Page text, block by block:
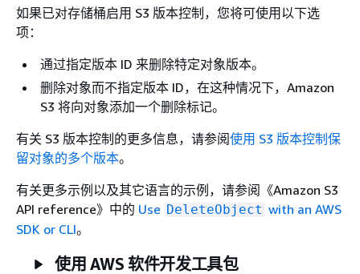
如果已对存储桶启用 S3 版本控制，您将可使用以下选
项：
通过指定版本 ID 来删除特定对象版本。
删除对象而不指定版本 ID，在这种情况下，Amazon
S3 将向对象添加一个删除标记。
有关 S3 版本控制的更多信息，请参阅使用 S3 版本控制保
留对象的多个版本。
有关更多示例以及其它语言的示例，请参阅《Amazon S3
API reference》 中的 Use DeleteObject with an AWS
SDK or CLI。
使用 AWS 软件开发工具包